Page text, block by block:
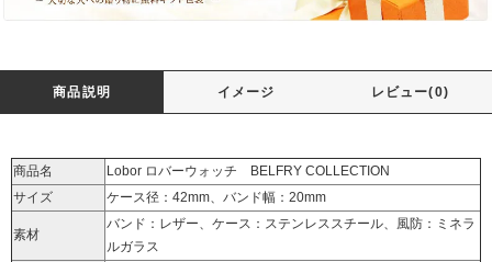
商品説明 イメージ レビュー(0)
商品名
Lobor ロバーウォッチ BELFRY COLLECTION
サイズ
ケース径：42mm、バンド幅：20mm
素材
バンド：レザー、ケース：ステンレススチール、風防：ミネラ
ルガラス